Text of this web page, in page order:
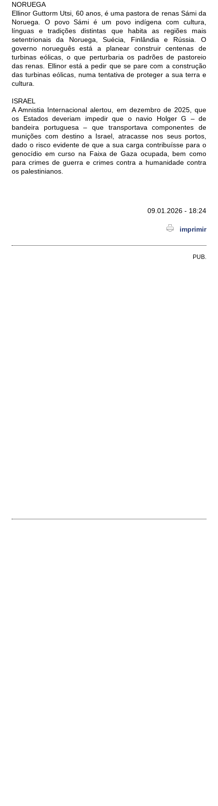
NORUEGA
Ellinor Guttorm Utsi, 60 anos, é uma pastora de renas Sámi da
Noruega. O povo Sámi é um povo indígena com cultura,
línguas e tradições distintas que habita as regiões mais
setentrionais da Noruega, Suécia, Finlândia e Rússia. O
governo norueguês está a planear construir centenas de
turbinas eólicas, o que perturbaria os padrões de pastoreio
das renas. Ellinor está a pedir que se pare com a construção
das turbinas eólicas, numa tentativa de proteger a sua terra e
cultura.
ISRAEL
A Amnistia Internacional alertou, em dezembro de 2025, que
os Estados deveriam impedir que o navio Holger G – de
bandeira portuguesa – que transportava componentes de
munições com destino a Israel, atracasse nos seus portos,
dado o risco evidente de que a sua carga contribuísse para o
genocídio em curso na Faixa de Gaza ocupada, bem como
para crimes de guerra e crimes contra a humanidade contra
os palestinianos.
09.01.2026 - 18:24
imprimir
PUB.